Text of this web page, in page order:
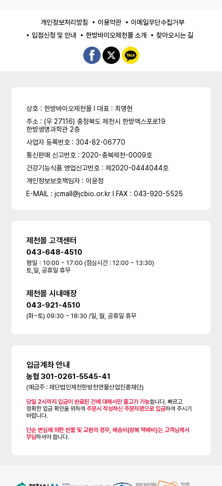
개인정보처리방침 이용약관
이메일무단수집거부
입점신청 및 안내
한방바이오제천몰 소개 찾아오시는 길
상호 : 한방바이오제천몰 l 대표 : 최명현
주소 : (우 27116) 충청북도 제천시 한방엑스포로19
한방생명과학관 2층
사업자 등록번호 : 304-82-06770
통신판매 신고번호 : 2020-충북제천-0009호
건강기능식품 영업신고번호 : 제2020-0444044호
개인정보보호책임자 : 이윤정
E-MAIL : jcmall@jcbio.or.kr l FAX : 043-920-5525
제천몰 고객센터
043-648-4510
평일：10:00 ~ 17:00 (점심시간 : 12:00 ~ 13:30)
토,일, 공휴일 휴무
제천몰 시내매장
043-921-4510
(화~토) 09:30 ~ 18:30 /일, 월, 공휴일 휴무
입금계좌 안내
농협 301-0261-5545-41
(예금주 : 재단법인제천한방천연물산업진흥재단)
당일 2시까지 입금이 완료된 건에 대해서만 출고가 가능합니다. 빠르고
정확한 입금 확인을 위하여주문시 작성하신 주문자명으로 입금하여 주시기
바랍니다.
단순 변심에 의한 반품 및 교환의 경우, 배송비(왕복 택배비)는 고객님께서
부담하셔야 합니다.